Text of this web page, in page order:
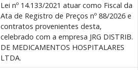
Lei nº 14.133/2021 atuar como Fiscal da
Ata de Registro de Preços nº 88/2026 e
contratos provenientes desta,
celebrado com a empresa JRG DISTRIB.
DE MEDICAMENTOS HOSPITALARES
LTDA.